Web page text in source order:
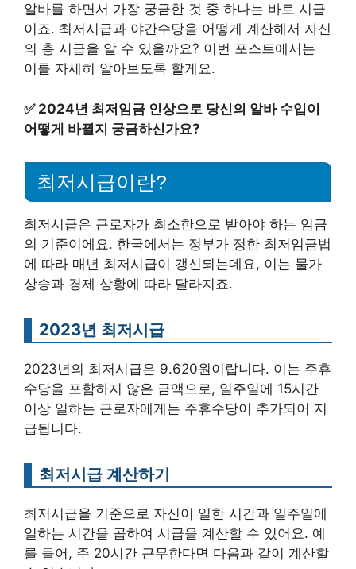
알바를 하면서 가장 궁금한 것 중 하나는 바로 시급
이죠. 최저시급과 야간수당을 어떻게 계산해서 자신
의 총 시급을 알 수 있을까요? 이번 포스트에서는
이를 자세히 알아보도록 할게요.
✅ 2024년 최저임금 인상으로 당신의 알바 수입이
어떻게 바뀔지 궁금하신가요?
최저시급이란?
최저시급은 근로자가 최소한으로 받아야 하는 임금
의 기준이에요. 한국에서는 정부가 정한 최저임금법
에 따라 매년 최저시급이 갱신되는데요, 이는 물가
상승과 경제 상황에 따라 달라지죠.
2023년 최저시급
2023년의 최저시급은 9.620원이랍니다. 이는 주휴
수당을 포함하지 않은 금액으로, 일주일에 15시간
이상 일하는 근로자에게는 주휴수당이 추가되어 지
급됩니다.
최저시급 계산하기
최저시급을 기준으로 자신이 일한 시간과 일주일에
일하는 시간을 곱하여 시급을 계산할 수 있어요. 예
를 들어, 주 20시간 근무한다면 다음과 같이 계산할